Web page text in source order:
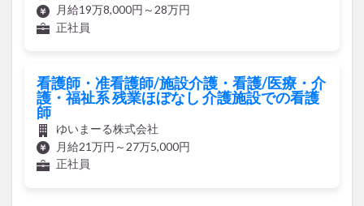
月給19万8,000円～28万円
正社員
看護師・准看護師/施設介護・看護/医療・介
護・福祉系 残業ほぼなし 介護施設での看護
師
ゆいまーる株式会社
月給21万円～27万5,000円
正社員